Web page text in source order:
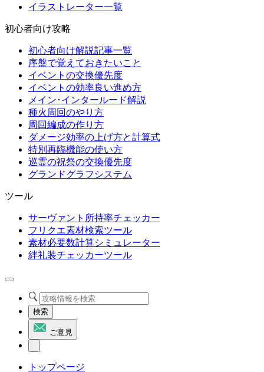
イラストレーター一覧
初心者向け攻略
初心者向け解説記事一覧
序盤で覚えておきたいこと
イベントの交換優先度
イベントの効率良い進め方
メイン･インタールード解説
種火周回のやり方
周回編成の作り方
ダメージ効率の上げ方と計算式
特別再臨機能の使い方
巡霊の祝祭の交換優先度
グランドグラフシステム
ツール
サーヴァント所持率チェッカー
フリクエ素材検索ツール
素材必要数計算シミュレーター
絆礼装チェッカーツール
検索
ご意見
トップページ